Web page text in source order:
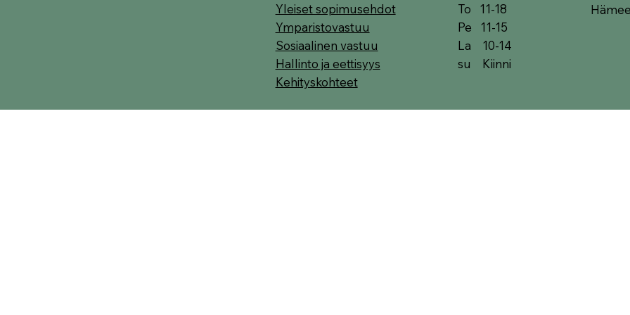
Yleiset sopimusehdot
Ymparistovastuu
Sosiaalinen vastuu
Hallinto ja eettisyys
Kehityskohteet
To 11-18
Pe 11-15
La 10-14
su Kiinni